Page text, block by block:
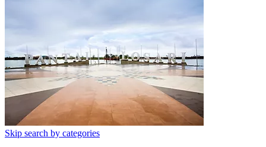
Skip search by categories